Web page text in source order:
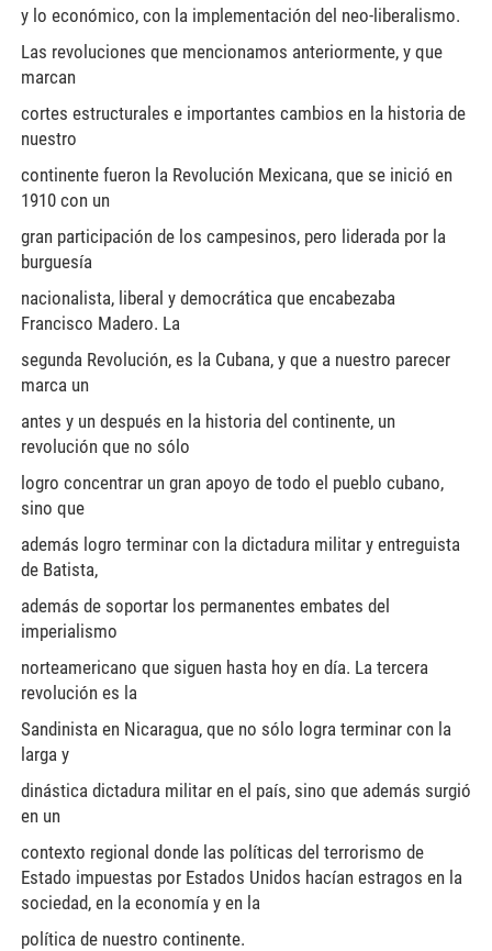
y lo económico, con la implementación del neo-liberalismo.
Las revoluciones que mencionamos anteriormente, y que
marcan
cortes estructurales e importantes cambios en la historia de
nuestro
continente fueron la Revolución Mexicana, que se inició en
1910 con un
gran participación de los campesinos, pero liderada por la
burguesía
nacionalista, liberal y democrática que encabezaba
Francisco Madero. La
segunda Revolución, es la Cubana, y que a nuestro parecer
marca un
antes y un después en la historia del continente, un
revolución que no sólo
logro concentrar un gran apoyo de todo el pueblo cubano,
sino que
además logro terminar con la dictadura militar y entreguista
de Batista,
además de soportar los permanentes embates del
imperialismo
norteamericano que siguen hasta hoy en día. La tercera
revolución es la
Sandinista en Nicaragua, que no sólo logra terminar con la
larga y
dinástica dictadura militar en el país, sino que además surgió
en un
contexto regional donde las políticas del terrorismo de
Estado impuestas por Estados Unidos hacían estragos en la
sociedad, en la economía y en la
política de nuestro continente.